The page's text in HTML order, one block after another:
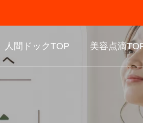
人間ドックTOP 美容点滴